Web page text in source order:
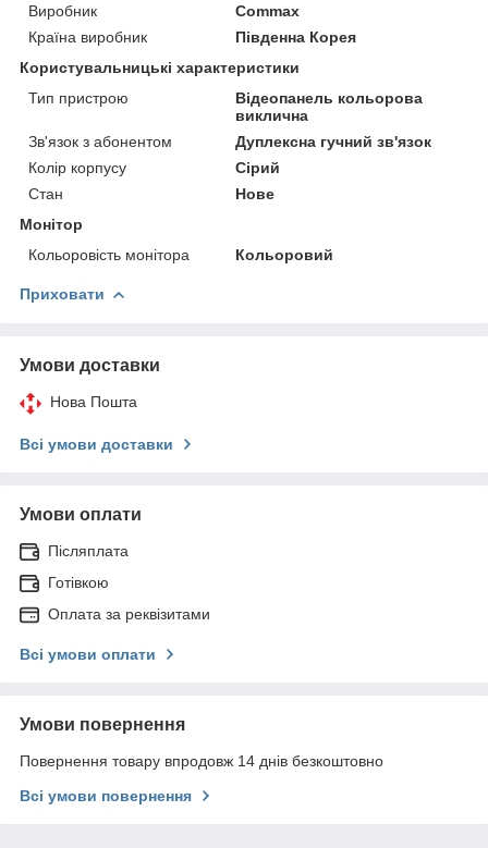
Виробник
Commax
Країна виробник
Південна Корея
Користувальницькі характеристики
Тип пристрою
Відеопанель кольорова
виклична
Зв'язок з абонентом
Дуплексна гучний зв'язок
Колір корпусу
Сірий
Стан
Нове
Монітор
Кольоровість монітора
Кольоровий
Приховати
Умови доставки
Нова Пошта
Всі умови доставки
Умови оплати
Післяплата
Готівкою
Оплата за реквізитами
Всі умови оплати
Умови повернення
Повернення товару впродовж 14 днів безкоштовно
Всі умови повернення